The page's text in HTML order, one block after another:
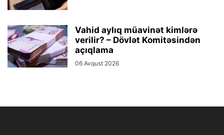
Vahid aylıq müavinət kimlərə
verilir? – Dövlət Komitəsindən
açıqlama
06 Avqust 2026